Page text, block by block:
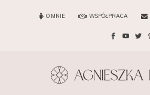
O MNIE WSPÓŁPRACA